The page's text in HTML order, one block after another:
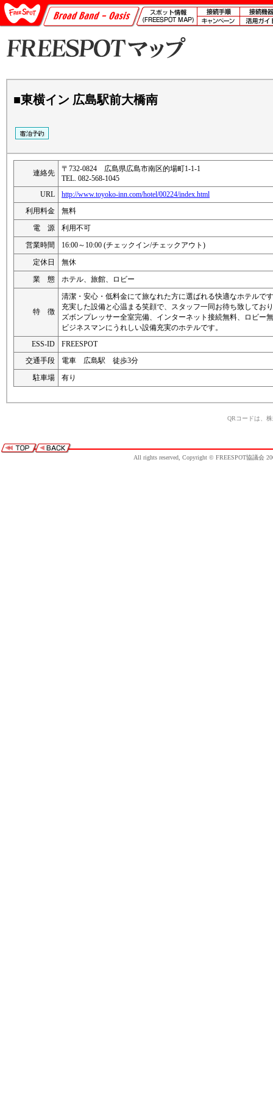
■東横イン 広島駅前大橋南
連絡先
〒732-0824 広島県広島市南区的場町1-1-1
TEL. 082-568-1045
URL
http://www.toyoko-inn.com/hotel/00224/index.html
利用料金
無料
電 源
利用不可
営業時間
16:00～10:00 (チェックイン/チェックアウト)
定休日
無休
業 態
ホテル、旅館、ロビー
特 徴
清潔・安心・低料金にて旅なれた方に選ばれる快適なホテルで
充実した設備と心温まる笑顔で、スタッフ一同お待ち致してお
ズボンプレッサー全室完備、インターネット接続無料、ロビー
ビジネスマンにうれしい設備充実のホテルです。
ESS-ID
FREESPOT
交通手段
電車 広島駅 徒歩3分
駐車場
有り
QRコードは、
All rights reserved, Copyright © FREESPOT協議会